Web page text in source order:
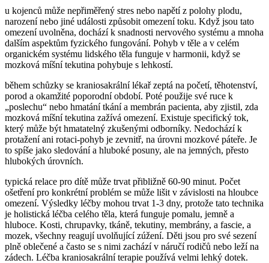
u kojenců může nepřiměřený stres nebo napětí z polohy plodu,
narození nebo jiné události způsobit omezení toku. Když jsou tato
omezení uvolněna, dochází k snadnosti nervového systému a mnoha
dalším aspektům fyzického fungování. Pohyb v těle a v celém
organickém systému lidského těla funguje v harmonii, když se
mozková míšní tekutina pohybuje s lehkostí.
během schůzky se kraniosakrální lékař zeptá na početí, těhotenství,
porod a okamžité poporodní období. Poté použije své ruce k
„poslechu“ nebo hmatání tkání a membrán pacienta, aby zjistil, zda
mozková míšní tekutina zažívá omezení. Existuje specifický tok,
který může být hmatatelný zkušenými odborníky. Nedochází k
protažení ani rotaci-pohyb je zevnitř, na úrovni mozkové páteře. Je
to spíše jako sledování a hluboké posuny, ale na jemných, přesto
hlubokých úrovních.
typická relace pro dítě může trvat přibližně 60-90 minut. Počet
ošetření pro konkrétní problém se může lišit v závislosti na hloubce
omezení. Výsledky léčby mohou trvat 1-3 dny, protože tato technika
je holistická léčba celého těla, která funguje pomalu, jemně a
hluboce. Kosti, chrupavky, tkáně, tekutiny, membrány, a fascie, a
mozek, všechny reagují uvolňující zúžení. Děti jsou pro své sezení
plně oblečené a často se s nimi zachází v náručí rodičů nebo leží na
zádech. Léčba kraniosakrální terapie používá velmi lehký dotek.